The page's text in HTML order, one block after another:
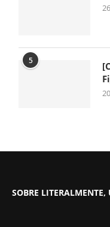
5
SOBRE LITERALMENTE,